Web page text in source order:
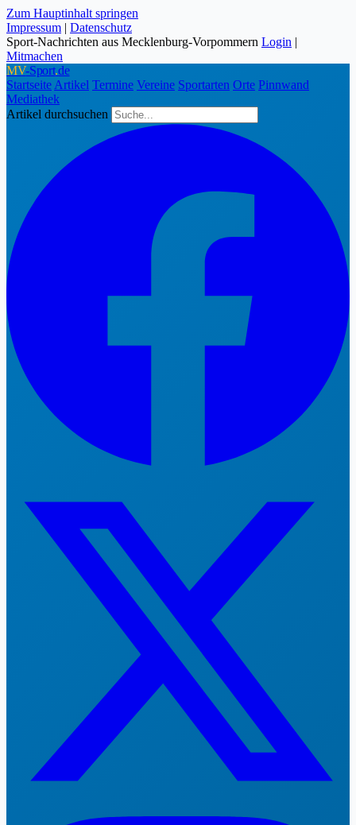
Zum Hauptinhalt springen
Impressum | Datenschutz
Sport-Nachrichten aus Mecklenburg-Vorpommern Login |
Mitmachen
MV-Sport.de
Startseite Artikel Termine Vereine Sportarten Orte Pinnwand
Mediathek
Artikel durchsuchen